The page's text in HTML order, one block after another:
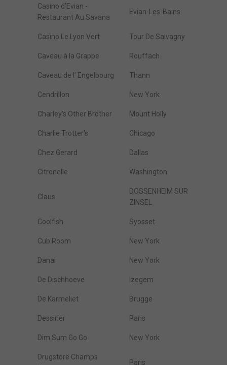
Casino d'Evian -
Restaurant Au Savana
Evian-Les-Bains
Casino Le Lyon Vert Tour De Salvagny
Caveau à la Grappe Rouffach
Caveau de l' Engelbourg Thann
Cendrillon New York
Charley's Other Brother Mount Holly
Charlie Trotter's Chicago
Chez Gerard Dallas
Citronelle Washington
Claus
DOSSENHEIM SUR
ZINSEL
Coolfish Syosset
Cub Room New York
Danal New York
De Dischhoeve Izegem
De Karmeliet Brugge
Dessirier Paris
Dim Sum Go Go New York
Drugstore Champs
Paris